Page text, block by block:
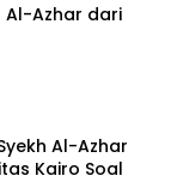
Al-Azhar dari
Al-Azhar
Kairo Soal